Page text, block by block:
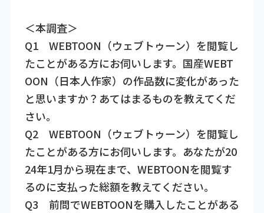
＜本調査＞
Q1 WEBTOON（ウェブトゥーン）を閲覧し
たことがある方にお伺いします。国産WEBT
OON（日本人作家）の作品数に変化があった
と思いますか？あてはまるものを教えてくだ
さい。
Q2 WEBTOON（ウェブトゥーン）を閲覧し
たことがある方にお伺いします。あなたが20
24年1月から現在まで、WEBTOONを閲覧す
るのに支払った総額を教えてください。
Q3 前問でWEBTOONを購入したことがある